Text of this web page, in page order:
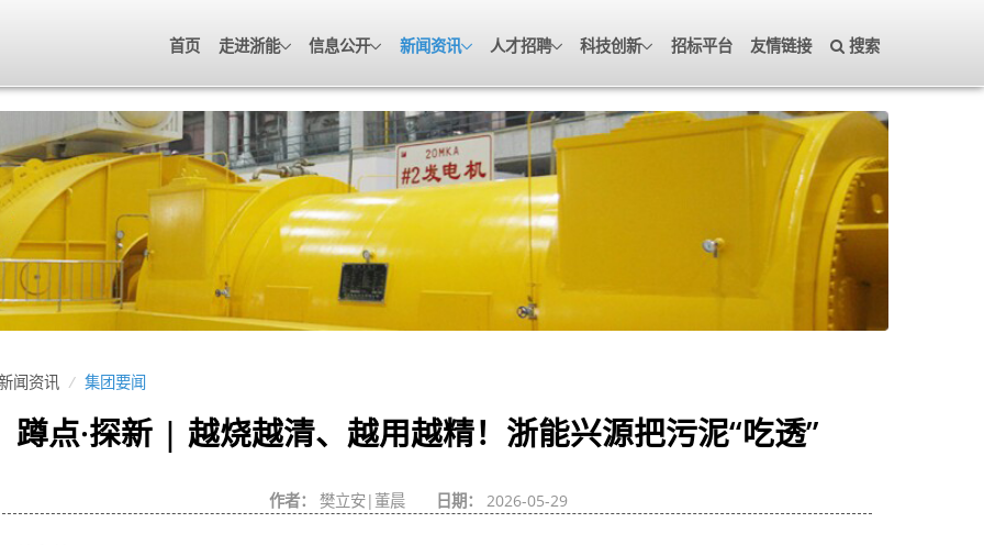
首页 走进浙能 信息公开 新闻资讯 人才招聘 科技创新 招标平台 友情链接 搜索
闻资讯 / 集团要闻
蹲点·探新 | 越烧越清、越用越精！浙能兴源把污泥“吃透”
作者： 樊立安|董晨 日期： 2026-05-29